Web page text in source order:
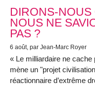
Articles les plus
DIRONS-NOUS
NOUS NE
PAS ?
6 août, par Jean-Marc Royer
« Le milliardaire ne cache
mène un "projet
réactionnaire d’extrême